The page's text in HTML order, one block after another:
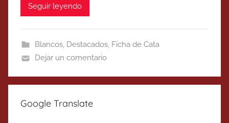
Seguir leyendo
Blancos, Destacados, Ficha de Cata
Dejar un comentario
Google Translate